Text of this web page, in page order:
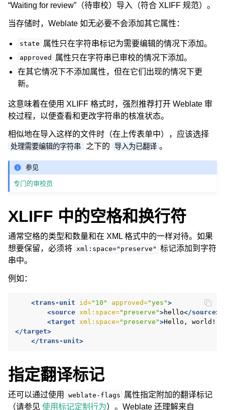
“Waiting for review”（待审校）导入（符合 XLIFF 规范）。
当存储时，Weblate 如无必要不会添加其它属性：
state 属性只在字符串标记为需要编辑的情况下添加。
approved
属性只在字符串已审校的情况下添加。
在其它情况下不添加属性，但在它们出现的情况下更
新。
这意味着在使用 XLIFF 格式时，强烈推荐打开 Weblate 审
校过程，以便查看和更改字符串的核准状态。
相似地在导入这样的文件时（在上传表单中），应该选择
处理需要编辑的字符串 之下的 导入为已翻译 。
参见
专门的审校员
XLIFF 中的空格和换行符
通常空格的类型和数量和在 XML 格式中的一样对待。如果
想要保留，必须将 xml:space="preserve" 标记添加到字符
串中。
例如：
<trans-unit id="10" approved="yes">
<source xml:space="preserve">hello</source>
<target xml:space="preserve">Hello,
</target>
</trans-unit>
指定翻译标记
还可以通过使用 weblate-flags 属性指定附加的翻译标记
（请参见 使用标记定制行为）。Weblate 还理解来自